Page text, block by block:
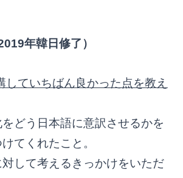
年韓日修了）
していちばん良かった点を教え
どう日本語に意訳させるかを
てくれたこと。
して考えるきっかけをいただ